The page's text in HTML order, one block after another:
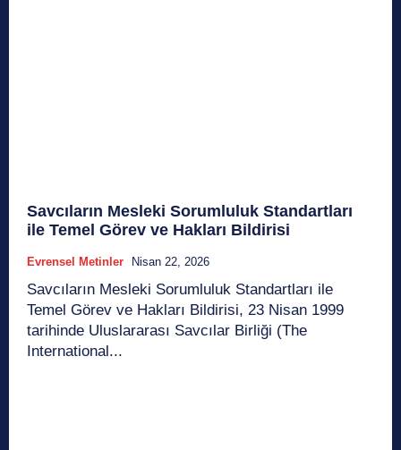
Savcıların Mesleki Sorumluluk Standartları
ile Temel Görev ve Hakları Bildirisi
Evrensel Metinler Nisan 22, 2026
Savcıların Mesleki Sorumluluk Standartları ile
Temel Görev ve Hakları Bildirisi, 23 Nisan 1999
tarihinde Uluslararası Savcılar Birliği (The
International...